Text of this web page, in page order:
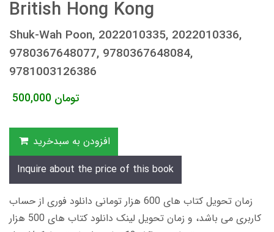
British Hong Kong
Shuk-Wah Poon, 2022010335, 2022010336,
9780367648077, 9780367648084,
9781003126386
500,000 تومان
افزودن به سبدخرید
Inquire about the price of this book
زمان تحویل کتاب های 600 هزار تومانی دانلود فوری از حساب
کاربری می باشد، و زمان تحویل لینک دانلود کتاب های 500 هزار